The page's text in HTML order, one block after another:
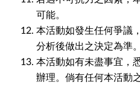
可能。
本活動如發生任何爭議
分析後做出之決定為準。
本活動如有未盡事宜，
辦理。倘有任何本活動